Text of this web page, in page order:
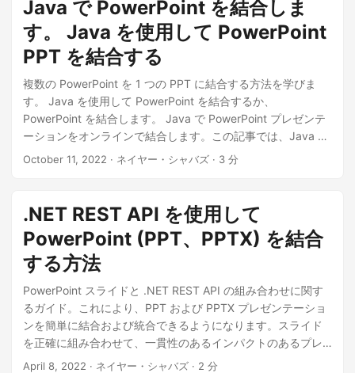
り
替
え
Java で PowerPoint を結合しま
す。 Java を使用して PowerPoint
PPT を結合する
複数の PowerPoint を 1 つの PPT に結合する方法を学びま
す。 Java を使用して PowerPoint を結合するか、
PowerPoint を結合します。 Java で PowerPoint プレゼンテ
ーションをオンラインで結合します。この記事では、Java で
PPTX Combiner を開発する方法について詳しく説明します。
October 11, 2022 · ネイヤー・シャバズ · 3 分
.NET REST API を使用して
PowerPoint (PPT、PPTX) を結合
する方法
PowerPoint スライドと .NET REST API の組み合わせに関す
るガイド。これにより、PPT および PPTX プレゼンテーショ
ンを簡単に結合および統合できるようになります。スライド
を正確に組み合わせて、一貫性のあるインパクトのあるプレ
ゼンテーションを簡単に作成できることを体験してくださ
April 8, 2022 · ネイヤー・シャバズ · 2 分